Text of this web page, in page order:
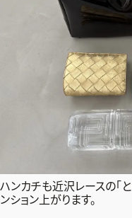
新
ハンカチも近沢レースの「
ンション上がります。